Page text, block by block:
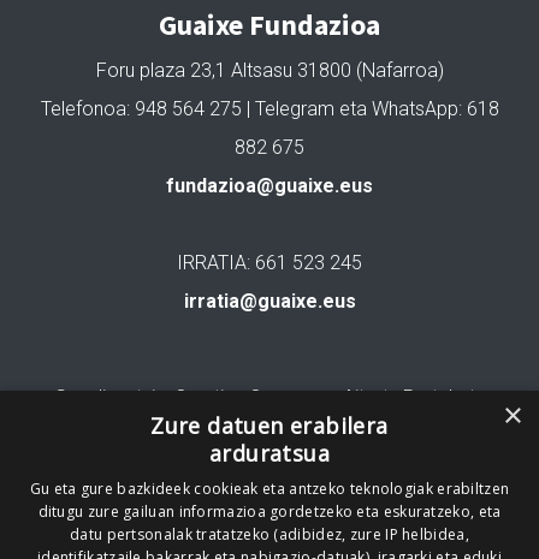
Guaixe Fundazioa
Foru plaza 23,1 Altsasu 31800 (Nafarroa)
Telefonoa: 948 564 275 | Telegram eta WhatsApp: 618
882 675
fundazioa@guaixe.eus
IRRATIA: 661 523 245
irratia@guaixe.eus
Gure lizentzia: Creative Commons Aitortu Partekatu
Codesyntaxek garatua
×
Zure datuen erabilera
arduratsua
Gu eta gure bazkideek cookieak eta antzeko teknologiak erabiltzen
ditugu zure gailuan informazioa gordetzeko eta eskuratzeko, eta
datu pertsonalak tratatzeko (adibidez, zure IP helbidea,